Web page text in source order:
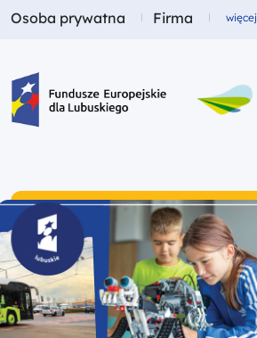
Fundusze dla
Osoba prywatna Fundusze dla
Firma więcej
Fundusze Europejskie dla Lubuskiego